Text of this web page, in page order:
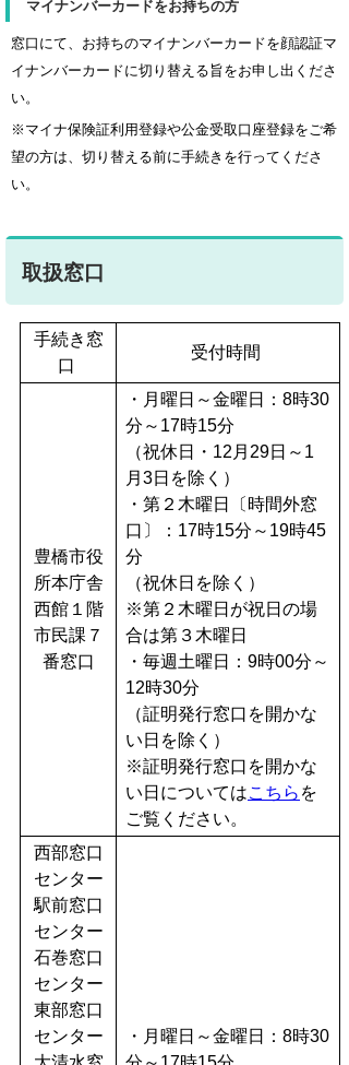
マイナンバーカードをお持ちの方
窓口にて、お持ちのマイナンバーカードを顔認証マ
イナンバーカードに切り替える旨をお申し出くださ
い。
※マイナ保険証利用登録や公金受取口座登録をご希
望の方は、切り替える前に手続きを行ってくださ
い。
取扱窓口
手続き窓
口
受付時間
豊橋市役
所本庁舎
西館１階
市民課７
番窓口
・月曜日～金曜日：8時30
分～17時15分
（祝休日・12月29日～1
月3日を除く）
・第２木曜日〔時間外窓
口〕：17時15分～19時45
分
（祝休日を除く）
※第２木曜日が祝日の場
合は第３木曜日
・毎週土曜日：9時00分～
12時30分
（証明発行窓口を開かな
い日を除く）
※証明発行窓口を開かな
い日についてはこちら を
ご覧ください。
西部窓口
センター
駅前窓口
センター
石巻窓口
センター
東部窓口
センター
・月曜日～金曜日：8時30